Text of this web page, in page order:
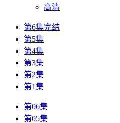
高清
第6集完结
第5集
第4集
第3集
第2集
第1集
第06集
第05集